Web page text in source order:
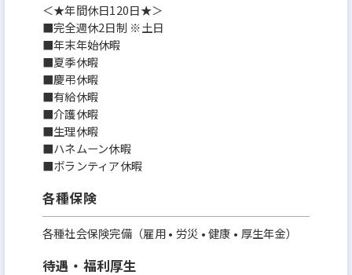
＜★年間休日120日★＞
■完全週休2日制 ※土日
■年末年始休暇
■夏季休暇
■慶弔休暇
■有給休暇
■介護休暇
■生理休暇
■ハネムーン休暇
■ボランティア休暇
各種保険
各種社会保険完備（雇用 • 労災 • 健康 • 厚生年金）
待遇・福利厚生